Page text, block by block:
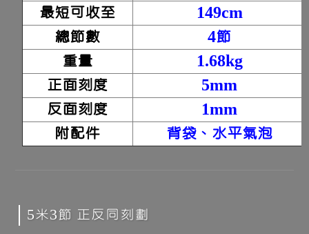
最短可收至
149cm
總節數
4節
重量
1.68kg
正面刻度
5mm
反面刻度
1mm
附配件
背袋、水平氣泡
5米3節 正反同刻劃